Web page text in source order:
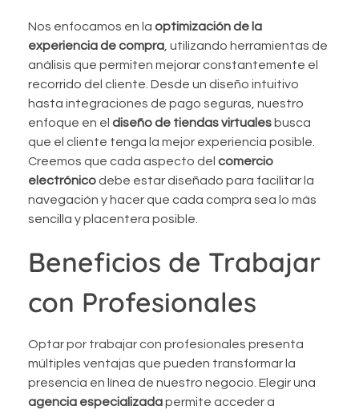
Nos enfocamos en la optimización de la
experiencia de compra , utilizando herramientas de
análisis que permiten mejorar constantemente el
recorrido del cliente. Desde un diseño intuitivo
hasta integraciones de pago seguras, nuestro
enfoque en el diseño de tiendas virtuales busca
que el cliente tenga la mejor experiencia posible.
Creemos que cada aspecto del comercio
electrónicodebe estar diseñado para facilitar la
navegación y hacer que cada compra sea lo más
sencilla y placentera posible.
Beneficios de Trabajar
con Profesionales
Optar por trabajar con profesionales presenta
múltiples ventajas que pueden transformar la
presencia en línea de nuestro negocio. Elegir una
agencia especializadapermite acceder a